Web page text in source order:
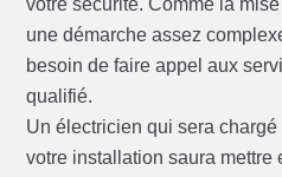
votre sécurité. Comme la
une démarche assez
besoin de faire appel aux
qualifié.
Un électricien qui sera
votre installation saura mettre